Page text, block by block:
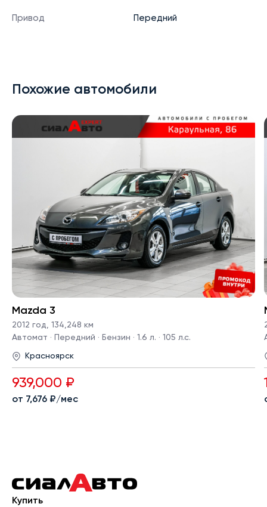
Привод Передний
Похожие автомобили
Mazda 3
2012 год, 134,248 км
Автомат · Передний · Бензин · 1.6 л. · 105 л.с.
Красноярск
939,000 ₽
от 7,676 ₽/мес
Купить